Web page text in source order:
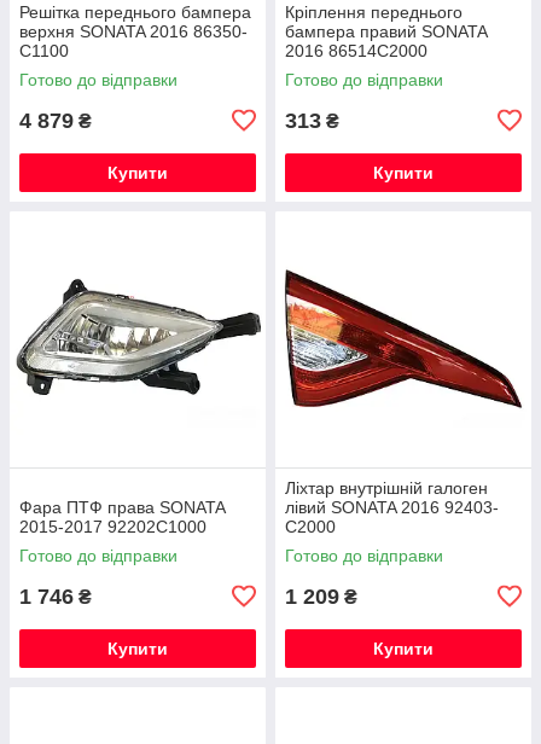
Решітка переднього бампера
верхня SONATA 2016 86350-
C1100
Готово до відправки
4 879 ₴
Купити
Кріплення переднього
бампера правий SONATA
2016 86514С2000
Готово до відправки
313 ₴
Купити
Фара ПТФ права SONATA
2015-2017 92202C1000
Готово до відправки
1 746 ₴
Купити
Ліхтар внутрішній галоген
лівий SONATA 2016 92403-
C2000
Готово до відправки
1 209 ₴
Купити